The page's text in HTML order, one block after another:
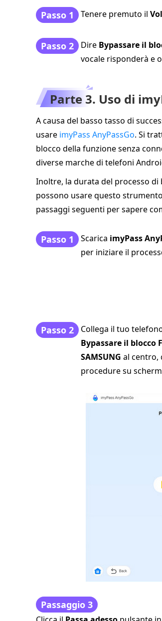
Passo 1 Tenere premuto il
Passo 2 Dire Bypassare il
vocale risponderà e
Parte 3. Uso di
A causa del basso tasso di
usare imyPass AnyPassGo. Si
blocco della funzione senza
diverse marche di telefoni
Inoltre, la durata del processo
possono usare questo
passaggi seguenti per sapere
Passo 1 Scarica imyPass
per iniziare il
Passo 2
Collega il tuo
Bypassare il blocco
SAMSUNG al centro,
procedure su
Passaggio 3